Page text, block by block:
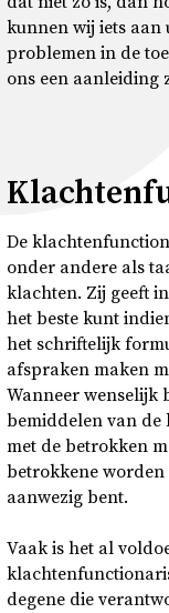
kunnen wij iets aan
problemen in de
ons een aanleiding
De
onder andere als
klachten. Zij geeft
het beste kunt
het schriftelijk
afspraken maken
Wanneer wenselijk
bemiddelen van de
met de betrokken
betrokkene
aanwezig bent.
Vaak is het al
degene die